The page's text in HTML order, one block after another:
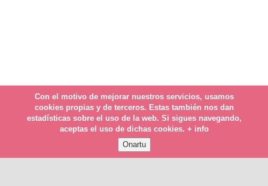
Con el motivo de mejorar nuestros servicios, usamos
cookies propias y de terceros. Estas también nos dan
estadísticas sobre el uso de la web. Si sigues navegando,
aceptas el uso de dichas cookies. + info